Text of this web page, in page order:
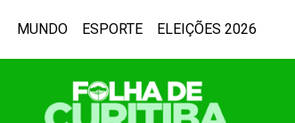
MUNDO ESPORTE ELEIÇÕES 2026